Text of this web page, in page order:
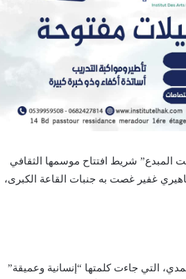
المبدع” شريط افتتاح موسمها الثقافي
جماهيري غفير غصت به جنبات القاعة الكبرى،
، التي جاءت كلمتها “إنسانية وعميقة”